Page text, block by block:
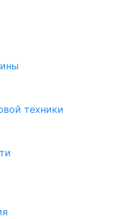
техники